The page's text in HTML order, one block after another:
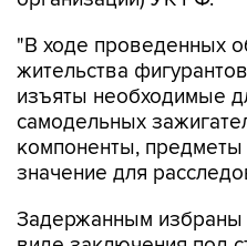
"В ходе проведенных
жительства
изъяты необходимые
самодельных
компоненты,
значение для
Задержанным